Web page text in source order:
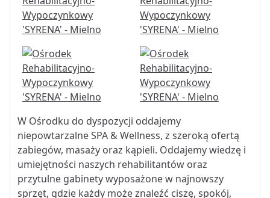
W Ośrodku do dyspozycji oddajemy
niepowtarzalne SPA & Wellness, z szeroką ofertą
zabiegów, masaży oraz kąpieli. Oddajemy wiedzę i
umiejętności naszych rehabilitantów oraz
przytulne gabinety wyposażone w najnowszy
sprzęt, gdzie każdy może znaleźć ciszę, spokój,